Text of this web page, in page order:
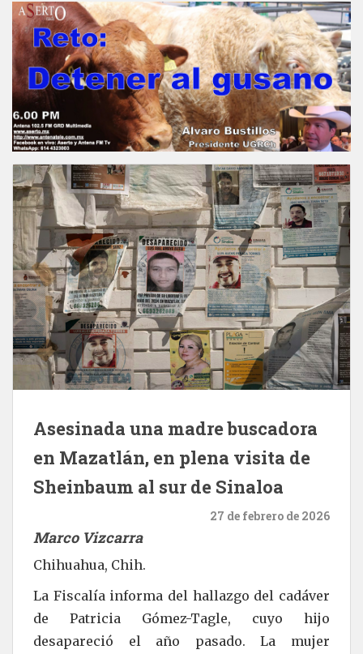
Asesinada una madre buscadora
en Mazatlán, en plena visita de
Sheinbaum al sur de Sinaloa
27 de febrero de 2026
Marco Vizcarra
Chihuahua, Chih.
La Fiscalía informa del hallazgo del cadáver
de Patricia Gómez-Tagle, cuyo hijo
desapareció el año pasado. La mujer